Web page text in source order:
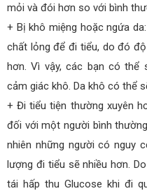
mỏi và đói hơn so với bình
+ Bị khô miệng hoặc ngứa
chất lỏng để đi tiểu, do đó
hơn. Vì vậy, các bạn có thể
cảm giác khô. Da khô có thể
+ Đi tiểu tiện thường xuyên
đối với một người bình
nhiên những người có nguy
lượng đi tiểu sẽ nhiều hơn.
tái hấp thu Glucose khi đi